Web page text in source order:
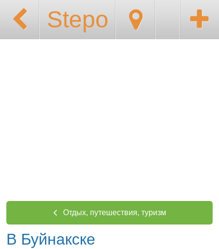
Stepo
Отдых, путешествия, туризм
В Буйнакске